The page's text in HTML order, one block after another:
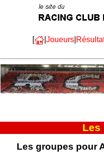
[ | Joueurs|
Les
Les groupes pour